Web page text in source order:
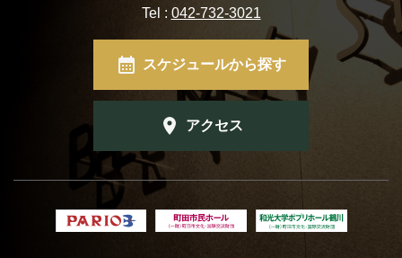
Tel : 042-732-3021
スケジュールから探す
アクセス